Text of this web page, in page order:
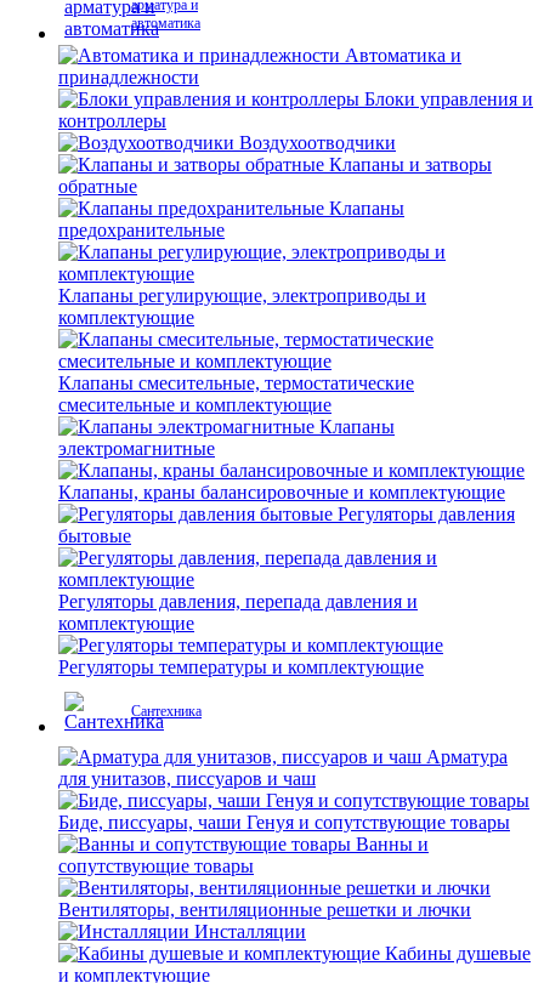
арматура и
автоматика
Автоматика и
принадлежности
Блоки управления и
контроллеры
Воздухоотводчики
Клапаны и затворы
обратные
Клапаны
предохранительные
Клапаны регулирующие, электроприводы и
комплектующие
Клапаны смесительные, термостатические
смесительные и комплектующие
Клапаны
электромагнитные
Клапаны, краны балансировочные и комплектующие
Регуляторы давления
бытовые
Регуляторы давления, перепада давления и
комплектующие
Регуляторы температуры и комплектующие
Сантехника
Арматура
для унитазов, писсуаров и чаш
Биде, писсуары, чаши Генуя и сопутствующие товары
Ванны и
сопутствующие товары
Вентиляторы, вентиляционные решетки и лючки
Инсталляции
Кабины душевые
и комплектующие